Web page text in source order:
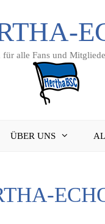
für alle Fans und
ÜBER UNS